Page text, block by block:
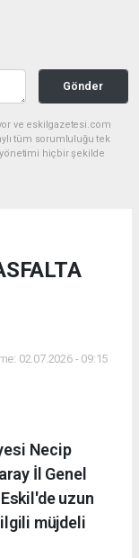
Gönder
ve eskilgazetesi.com
tüm sorumluluğu tek
yönetimi hiçbir şekilde
02.07.2026 - 09:15
Necip
İl Genel
uzun
ilgili müjdeli